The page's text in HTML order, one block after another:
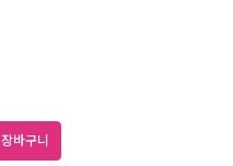
장바구니